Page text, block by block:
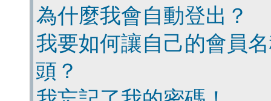
為什麼我會自動登出？
我要如何讓自己的會員
頭？